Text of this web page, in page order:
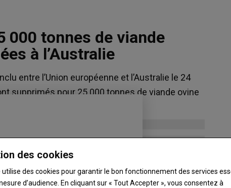
000 tonnes de viande
à l’Australie
entre l’Union européenne et l’Australie le 24
supprimés pour 25 000 tonnes de viande ovine
des cookies
utilise des cookies pour garantir le bon fonctionnement des services
d’audience. En cliquant sur « Tout Accepter », vous consentez à